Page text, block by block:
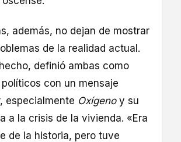
además, no dejan de mostrar
de la realidad actual.
definió ambas como
con un mensaje
especialmente Oxígeno y su
a la crisis de la vivienda. «Era
de la historia, pero tuve